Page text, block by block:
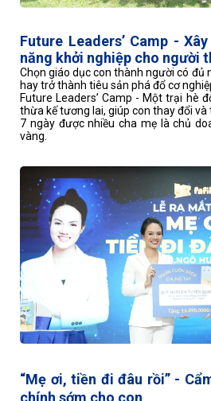
Future Leaders’ Camp -
năng khởi nghiệp cho người
Chọn giáo dục con thành người có đủ
hay trở thành tiêu sản phá đổ cơ
Future Leaders’ Camp - Một trại hè
thừa kế tương lai, giúp con thay đổi
7 ngày được nhiều cha mẹ là chủ
vàng.
“Mẹ ơi, tiền đi đâu rồi” -